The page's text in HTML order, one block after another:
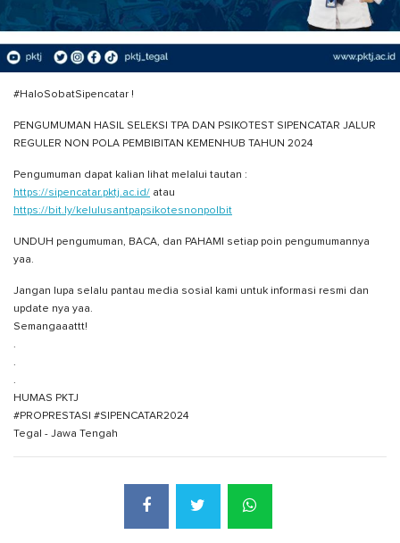
#HaloSobatSipencatar !
PENGUMUMAN HASIL SELEKSI TPA DAN PSIKOTEST SIPENCATAR JALUR
REGULER NON POLA PEMBIBITAN KEMENHUB TAHUN 2024
Pengumuman dapat kalian lihat melalui tautan :
https://sipencatar.pktj.ac.id/ atau
https://bit.ly/kelulusantpapsikotesnonpolbit
UNDUH pengumuman, BACA, dan PAHAMI setiap poin pengumumannya
yaa.
Jangan lupa selalu pantau media sosial kami untuk informasi resmi dan
update nya yaa.
Semangaaattt!
.
.
.
HUMAS PKTJ
#PROPRESTASI #SIPENCATAR2024
Tegal - Jawa Tengah